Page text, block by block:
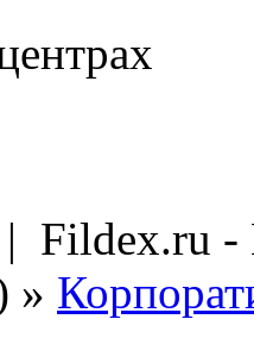
| Fildex.ru -
»